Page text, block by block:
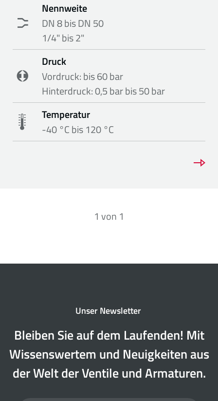
Nennweite
DN 8 bis DN 50
1/4" bis 2"
Druck
Vordruck: bis 60 bar
Hinterdruck: 0,5 bar bis 50 bar
Temperatur
-40 °C bis 120 °C
1 von 1
Unser Newsletter
Bleiben Sie auf dem Laufenden! Mit
Wissenswertem und Neuigkeiten aus
der Welt der Ventile und Armaturen.